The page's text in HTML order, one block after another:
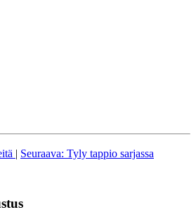
| Seuraava: Tyly tappio sarjassa